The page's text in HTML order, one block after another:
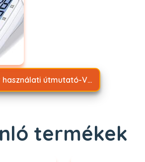
Magyar használati útmutató-Vérnyomásmérő SBM 52.pdf
termékek